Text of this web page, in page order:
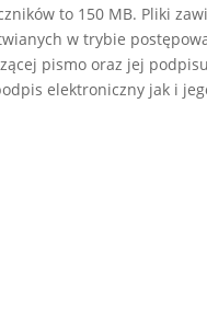
to 150 MB. Pliki
w trybie
pismo oraz jej
elektroniczny jak i